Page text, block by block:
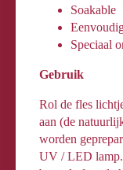
Soakable
Speciaal
Gebruik
Rol de fles
aan (de
worden
UV / LED lamp.